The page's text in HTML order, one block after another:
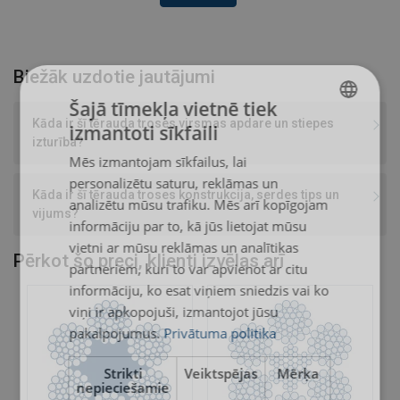
Biežāk uzdotie jautājumi
Kāda ir šī tērauda troses virsmas apdare un stiepes
izturība?
Kāda ir šī tērauda troses konstrukcija, serdes tips un
vijums?
Pērkot šo preci, klienti izvēlas arī
LATVIAN
ENGLISH TRANSLATION
Šajā tīmekļa vietnē tiek
izmantoti sīkfaili
Mēs izmantojam sīkfailus, lai
personalizētu saturu, reklāmas un
analizētu mūsu trafiku. Mēs arī kopīgojam
informāciju par to, kā jūs lietojat mūsu
vietni ar mūsu reklāmas un analītikas
partneriem, kuri to var apvienot ar citu
informāciju, ko esat viņiem sniedzis vai ko
viņi ir apkopojuši, izmantojot jūsu
pakalpojumus. Privātuma politika
Strikti
nepieciešamie
Veiktspējas Mērķa